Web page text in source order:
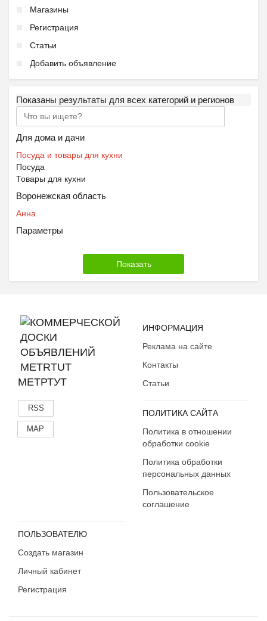
Магазины
Регистрация
Статьи
Добавить объявление
Показаны результаты для всех категорий и регионов
Для дома и дачи
Посуда и товары для кухни
Посуда
Товары для кухни
Воронежская область
Анна
Параметры
МЕТРТУТ
RSS
MAP
ИНФОРМАЦИЯ
Реклама на сайте
Контакты
Статьи
ПОЛИТИКА САЙТА
Политика в отношении
обработки cookie
Политика обработки
персональных данных
Пользовательское
соглашение
ПОЛЬЗОВАТЕЛЮ
Создать магазин
Личный кабинет
Регистрация